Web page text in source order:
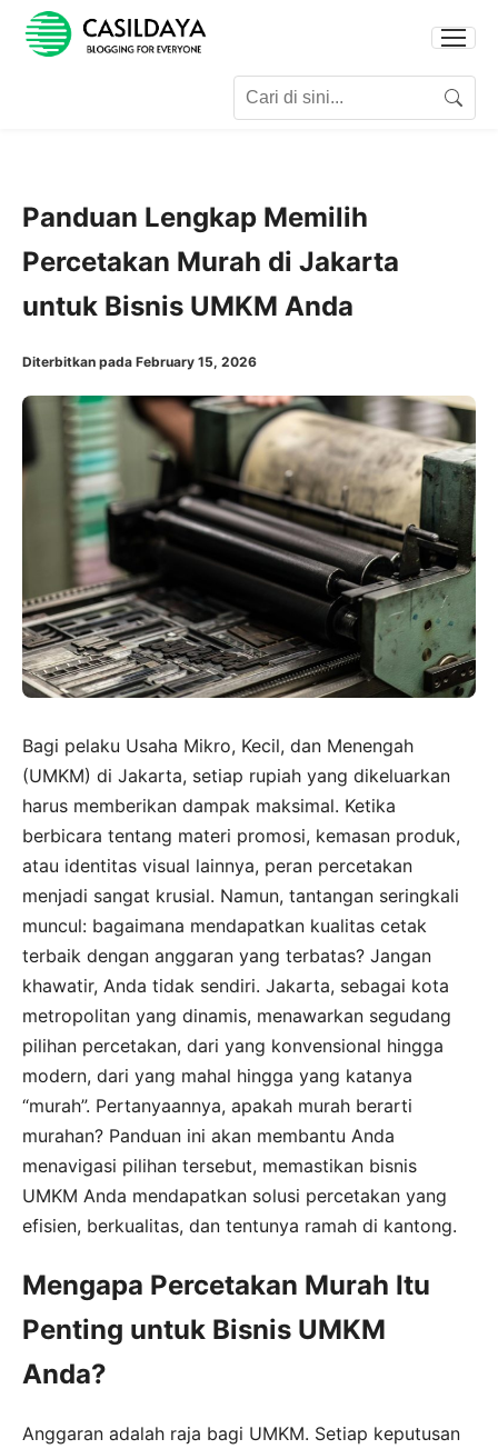
Search
Panduan Lengkap Memilih
Percetakan Murah di Jakarta
untuk Bisnis UMKM Anda
Diterbitkan pada February 15, 2026
Bagi pelaku Usaha Mikro, Kecil, dan Menengah
(UMKM) di Jakarta, setiap rupiah yang dikeluarkan
harus memberikan dampak maksimal. Ketika
berbicara tentang materi promosi, kemasan produk,
atau identitas visual lainnya, peran percetakan
menjadi sangat krusial. Namun, tantangan seringkali
muncul: bagaimana mendapatkan kualitas cetak
terbaik dengan anggaran yang terbatas? Jangan
khawatir, Anda tidak sendiri. Jakarta, sebagai kota
metropolitan yang dinamis, menawarkan segudang
pilihan percetakan, dari yang konvensional hingga
modern, dari yang mahal hingga yang katanya
“murah”. Pertanyaannya, apakah murah berarti
murahan? Panduan ini akan membantu Anda
menavigasi pilihan tersebut, memastikan bisnis
UMKM Anda mendapatkan solusi percetakan yang
efisien, berkualitas, dan tentunya ramah di kantong.
Mengapa Percetakan Murah Itu
Penting untuk Bisnis UMKM
Anda?
Anggaran adalah raja bagi UMKM. Setiap keputusan